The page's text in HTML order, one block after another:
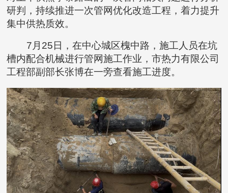
研判，持续推进一次管网优化改造工程，着力提升
集中供热质效。
7月25日，在中心城区槐中路，施工人员在坑
槽内配合机械进行管网施工作业，市热力有限公司
工程部副部长张博在一旁查看施工进度。